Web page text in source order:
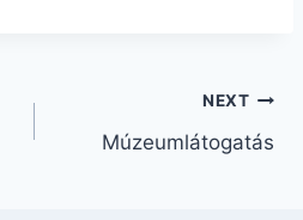
NEXT
Múzeumlátogatás